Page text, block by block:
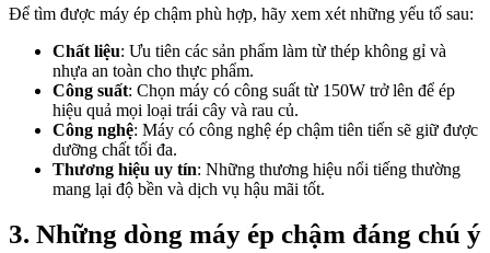
Để tìm được máy ép chậm phù hợp, hãy xem xét những yếu tố sau:
Chất liệu: Ưu tiên các sản phẩm làm từ thép không gỉ và
nhựa an toàn cho thực phẩm.
Công suất: Chọn máy có công suất từ 150W trở lên để ép
hiệu quả mọi loại trái cây và rau củ.
Công nghệ: Máy có công nghệ ép chậm tiên tiến sẽ giữ được
dưỡng chất tối đa.
Thương hiệu uy tín: Những thương hiệu nổi tiếng thường
mang lại độ bền và dịch vụ hậu mãi tốt.
3. Những dòng máy ép chậm đáng chú ý